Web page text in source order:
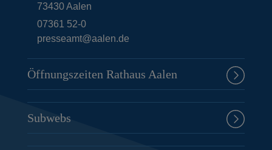
73430Aalen
07361 52-0
presseamt@aalen.de
Öffnungszeiten Rathaus Aalen
Subwebs